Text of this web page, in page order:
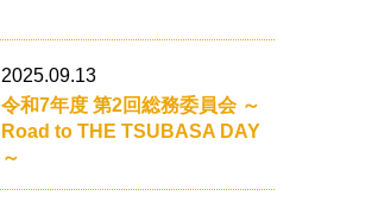
2025.09.13
令和7年度 第2回総務委員会 ～
Road to THE TSUBASA DAY
～